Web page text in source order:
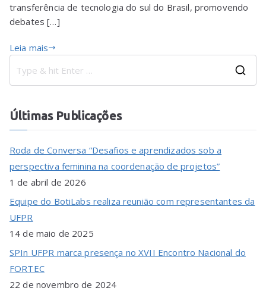
transferência de tecnologia do sul do Brasil, promovendo
debates […]
Leia mais
Últimas Publicações
Roda de Conversa “Desafios e aprendizados sob a
perspectiva feminina na coordenação de projetos”
1 de abril de 2026
Equipe do BotiLabs realiza reunião com representantes da
UFPR
14 de maio de 2025
SPIn UFPR marca presença no XVII Encontro Nacional do
FORTEC
22 de novembro de 2024